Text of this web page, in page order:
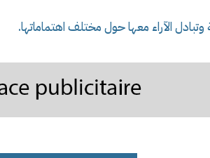
الآراء معها حول مختلف اهتماماتها.